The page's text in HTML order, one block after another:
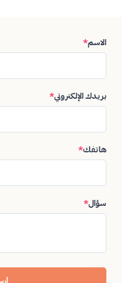
الاسم*
بريدك الإلكتروني*
هاتفك*
سؤال*